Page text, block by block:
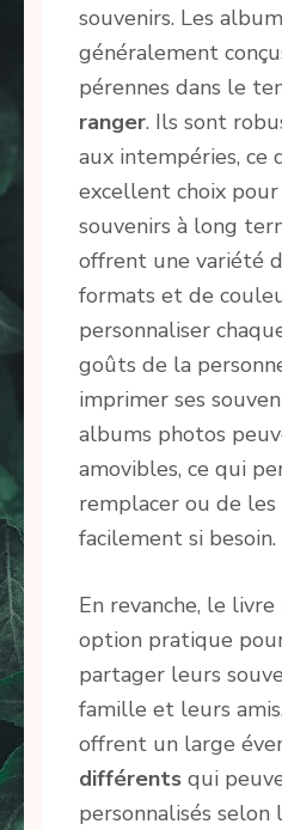
souvenirs. Les
généralement
pérennes dans le
ranger. Ils sont
aux intempéries, ce
excellent choix
souvenirs à long
offrent une variété
formats et de
personnaliser
goûts de la
imprimer ses
albums photos
amovibles, ce qui
remplacer ou de les
facilement si besoin.
En revanche, le
option pratique
partager leurs
famille et leurs
offrent un large
différents qui
personnalisés selon